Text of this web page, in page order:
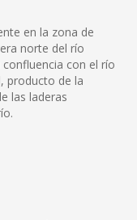
en la zona de
norte del río
con el río
producto de la
las laderas